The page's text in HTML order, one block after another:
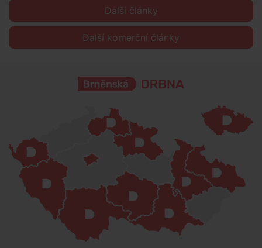
Další články
Další komerční články